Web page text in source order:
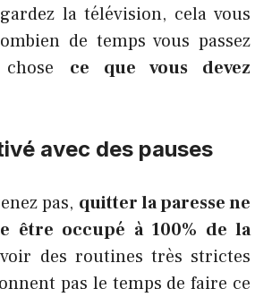
la télévision, cela vous
de temps vous passez
ce que vous devez
avec des pauses
pas, quitter la paresse ne
être occupé à 100% de la
des routines très strictes
pas le temps de faire ce